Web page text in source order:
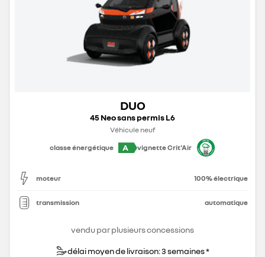
DUO
45 Neo sans permis L6
Véhicule neuf
classe énergétique
A vignette Crit'Air
moteur 100% électrique
transmission automatique
vendu par plusieurs concessions
délai moyen de livraison: 3 semaines *